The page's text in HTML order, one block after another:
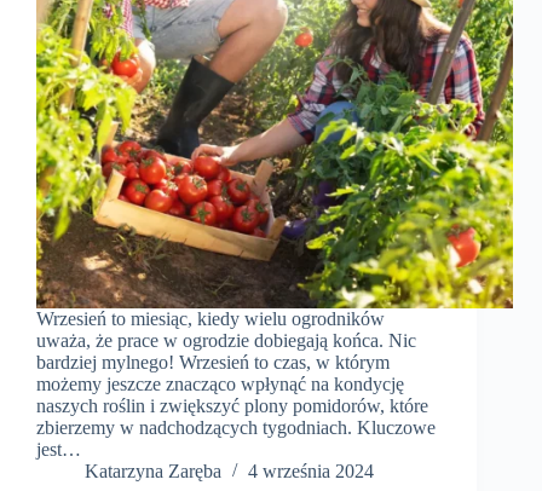
Wrzesień to miesiąc, kiedy wielu ogrodników
uważa, że prace w ogrodzie dobiegają końca. Nic
bardziej mylnego! Wrzesień to czas, w którym
możemy jeszcze znacząco wpłynąć na kondycję
naszych roślin i zwiększyć plony pomidorów, które
zbierzemy w nadchodzących tygodniach. Kluczowe
jest…
Katarzyna Zaręba
4 września 2024